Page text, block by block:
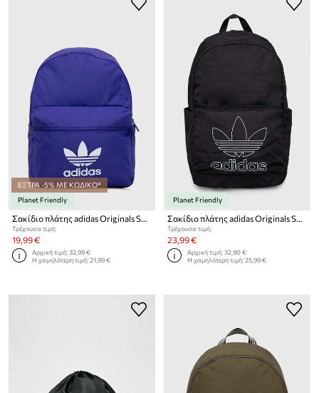
ΕΞΤΡΑ -5% ΜΕ ΚΩΔΙΚΟ*
Planet Friendly
Τρέχουσα τιμή:
19,99 €
Αρχική τιμή:32,99 €
Η χαμηλότερη τιμή:21,99 €
Planet Friendly
Τρέχουσα τιμή:
23,99 €
Αρχική τιμή:32,90 €
Η χαμηλότερη τιμή:25,99 €